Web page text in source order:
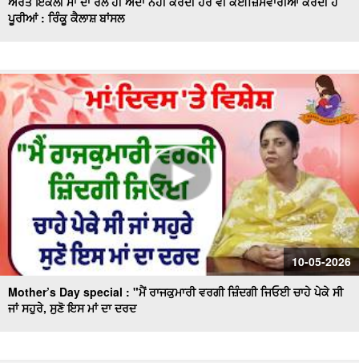
ਪੂਰੀਆਂ : ਰਿੰਕੂ ਕੈਲਾਸ਼ ਬਾਂਸਲ
10-05-2026
Mother’s Day special : "ਮੈਂ ਰਾਜਕੁਮਾਰੀ ਵਰਗੀ ਜ਼ਿੰਦਗੀ ਜਿਓਈ ਚਾਹੇ ਪੇਕੇ ਸੀ
ਜਾਂ ਸਹੁਰੇ, ਸੁਣੋ ਇਸ ਮਾਂ ਦਾ ਦਰਦ